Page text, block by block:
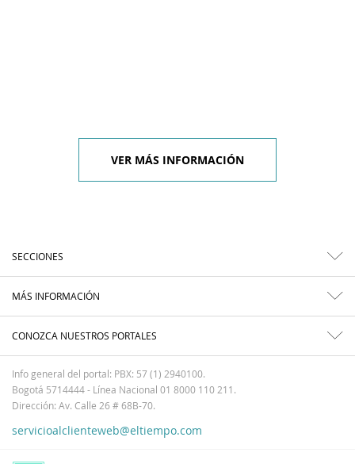
VER MÁS INFORMACIÓN
SECCIONES
MÁS INFORMACIÓN
CONOZCA NUESTROS PORTALES
Info general del portal: PBX: 57 (1) 2940100.
Bogotá 5714444 - Línea Nacional 01 8000 110 211.
Dirección: Av. Calle 26 # 68B-70.
servicioalclienteweb@eltiempo.com